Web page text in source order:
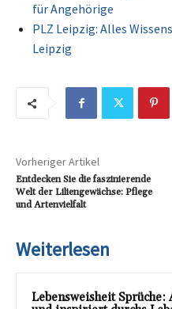
für Angehörige
PLZ Leipzig: Alles
Leipzig
Vorheriger Artikel
Entdecken Sie die faszinierende
Welt der Liliengewächse: Pflege
und Artenvielfalt
Weiterlesen
Lebensweisheit Sprüche: